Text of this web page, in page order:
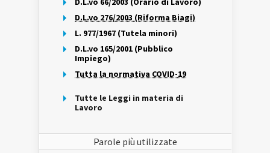
D.L.vo 276/2003 (Riforma Biagi)
L. 977/1967 (Tutela minori)
D.L.vo 165/2001 (Pubblico
Impiego)
Tutta la normativa COVID-19
Tutte le Leggi in materia di
Lavoro
Parole più utilizzate